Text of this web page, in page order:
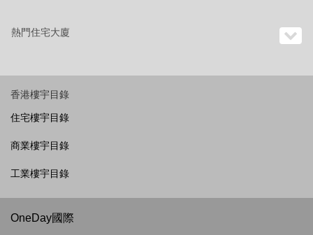
熱門住宅大廈
香港樓宇目錄
住宅樓宇目錄
商業樓宇目錄
工業樓宇目錄
OneDay國際